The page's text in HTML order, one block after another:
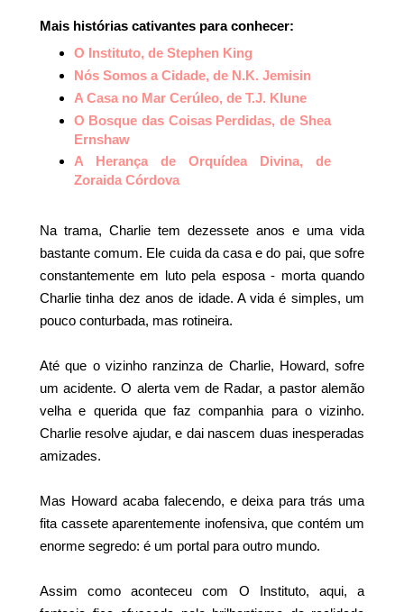
Mais histórias cativantes para conhecer:
O Instituto, de Stephen King
Nós Somos a Cidade, de N.K. Jemisin
A Casa no Mar Cerúleo, de T.J. Klune
O Bosque das Coisas Perdidas, de Shea
Ernshaw
A Herança de Orquídea Divina, de
Zoraida Córdova
Na trama, Charlie tem dezessete anos e uma vida
bastante comum. Ele cuida da casa e do pai, que sofre
constantemente em luto pela esposa - morta quando
Charlie tinha dez anos de idade. A vida é simples, um
pouco conturbada, mas rotineira.
Até que o vizinho ranzinza de Charlie, Howard, sofre
um acidente. O alerta vem de Radar, a pastor alemão
velha e querida que faz companhia para o vizinho.
Charlie resolve ajudar, e dai nascem duas inesperadas
amizades.
Mas Howard acaba falecendo, e deixa para trás uma
fita cassete aparentemente inofensiva, que contém um
enorme segredo: é um portal para outro mundo.
Assim como aconteceu com O Instituto, aqui, a